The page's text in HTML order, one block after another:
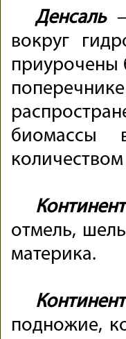
Денсаль—
вокруг
приурочены
биомассы
отмель,
материка.
подножие,